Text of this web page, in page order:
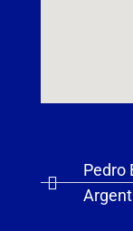
Pedro